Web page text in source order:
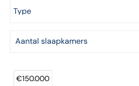
Type
€150.000